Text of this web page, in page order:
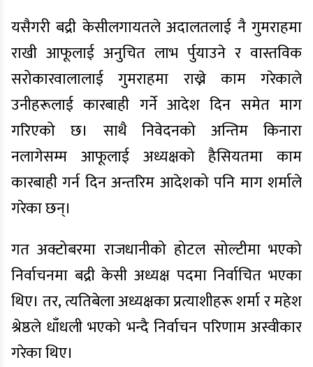
यसैगरी बद्री केसीलगायतले अदालतलाई नै गुमराहमा
राखी आफूलाई अनुचित लाभ र्पुयाउने र वास्तविक
सरोकारवालालाई गुमराहमा राख्ने काम गरेकाले
उनीहरूलाई कारबाही गर्ने आदेश दिन समेत माग
गरिएको छ। साथै निवेदनको अन्तिम किनारा
नलागेसम्म आफूलाई अध्यक्षको हैसियतमा काम
कारबाही गर्न दिन अन्तरिम आदेशको पनि माग शर्माले
गरेका छन्।
गत अक्टोबरमा राजधानीको होटल सोल्टीमा भएको
निर्वाचनमा बद्री केसी अध्यक्ष पदमा निर्वाचित भएका
थिए। तर, त्यतिबेला अध्यक्षका प्रत्याशीहरू शर्मा र महेश
श्रेष्ठले धाँधली भएको भन्दै निर्वाचन परिणाम अस्वीकार
गरेका थिए।